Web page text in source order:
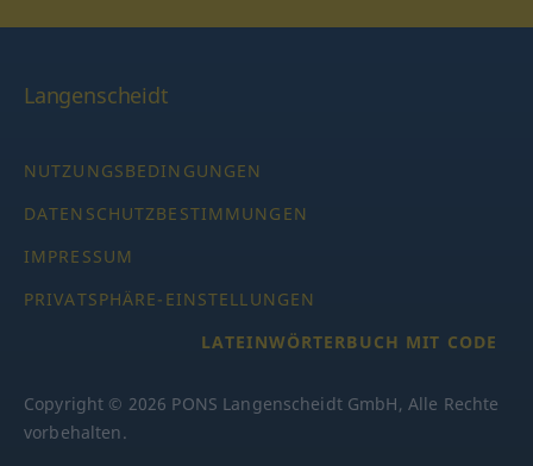
Langenscheidt
NUTZUNGSBEDINGUNGEN
DATENSCHUTZBESTIMMUNGEN
IMPRESSUM
PRIVATSPHÄRE-EINSTELLUNGEN
LATEINWÖRTERBUCH MIT CODE
Copyright © 2026 PONS Langenscheidt GmbH, Alle Rechte
vorbehalten.